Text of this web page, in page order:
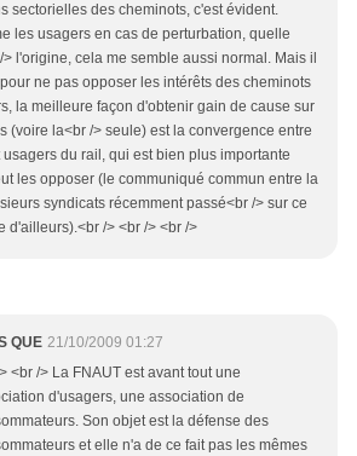
sectorielles des cheminots, c'est évident.
les usagers en cas de perturbation, quelle
l'origine, cela me semble aussi normal. Mais il
ne pas opposer les intérêts des cheminots
la meilleure façon d'obtenir gain de cause sur
(voire la<br /> seule) est la convergence entre
du rail, qui est bien plus importante
les opposer (le communiqué commun entre la
syndicats récemment passé<br /> sur ce
d'ailleurs).<br /> <br /> <br />
QUE 21/10/2009 01:27
<br /> La FNAUT est avant tout une
d'usagers, une association de
Son objet est la défense des
et elle n'a de ce fait pas les mêmes